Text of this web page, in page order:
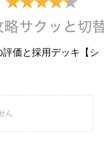
評価と採用デッキ【シ